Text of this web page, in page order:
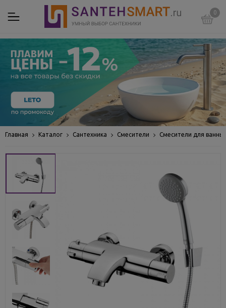
0
Главная Каталог Сантехника Смесители Смесители для ванны